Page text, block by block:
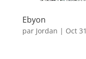
Ebyon
par Jordan | Oct